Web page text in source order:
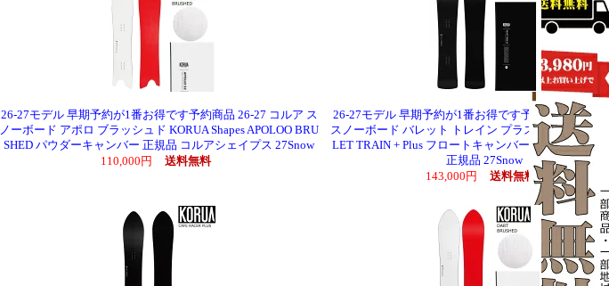
26-27モデル 早期予約が1番お得です予約商品 26-27 コルア ス
ノーボード アポロ ブラッシュド KORUA Shapes APOLOO BRU
SHED パウダーキャンバー 正規品 コルアシェイプス 27Snow
110,000円
送料無料
26-27モデル 早期予約が1番お得です予約商品 26-27
スノーボード バレット トレイン プラス KORUA
LET TRAIN + Plus フロートキャンバー パウダーキャ
正規品 27Snow
143,000円
送料無料